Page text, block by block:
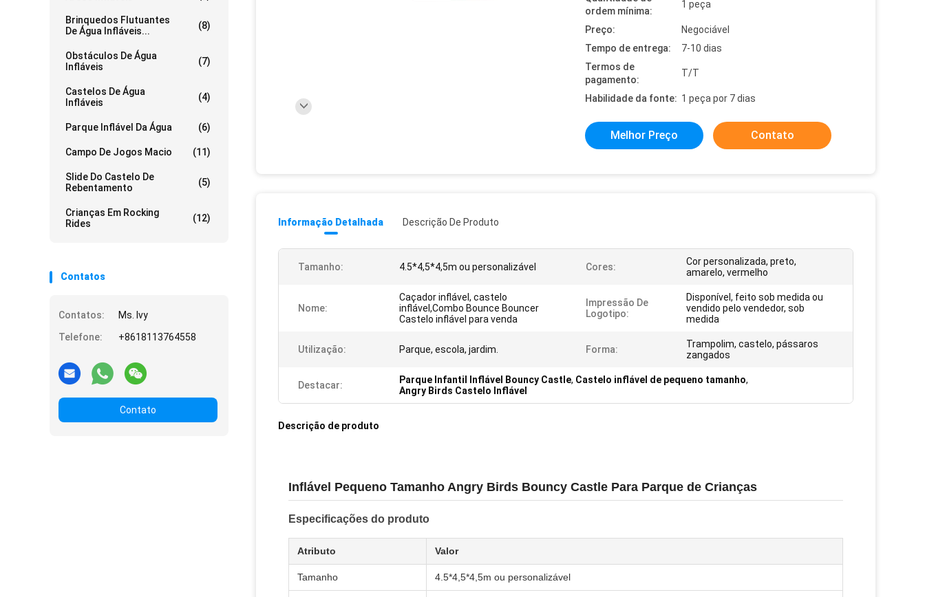
Brinquedos Flutuantes
De Água Infláveis...
(8)
Obstáculos De Água
Infláveis
(7)
Castelos De Água
Infláveis
(4)
Parque Inflável Da Água (6)
Campo De Jogos Macio (11)
Slide Do Castelo De
Rebentamento
(5)
Crianças Em Rocking
Rides
(12)
Contatos
Contatos:
Ms. Ivy
Telefone:
+8618113764558
Contato
ordem mínima:
1 peça
Preço:
Negociável
Tempo de entrega:
7-10 dias
Termos de
pagamento:
T/T
Habilidade da fonte: 1 peça por 7 dias
Melhor Preço Contato
Informação Detalhada Descrição De Produto
Tamanho: 4.5*4,5*4,5m ou personalizável Cores:
Cor personalizada, preto,
amarelo, vermelho
Nome:
Caçador inflável, castelo
inflável,Combo Bounce Bouncer
Castelo inflável para venda
Impressão De
Logotipo:
Disponível, feito sob medida ou
vendido pelo vendedor, sob
medida
Utilização: Parque, escola, jardim. Forma:
Trampolim, castelo, pássaros
zangados
Destacar: Parque Infantil Inflável Bouncy Castle, Castelo inflável de pequeno tamanho,
Angry Birds Castelo Inflável
Descrição de produto
Inflável Pequeno Tamanho Angry Birds Bouncy Castle Para Parque de Crianças
Especificações do produto
Atributo Valor
Tamanho 4.5*4,5*4,5m ou personalizável